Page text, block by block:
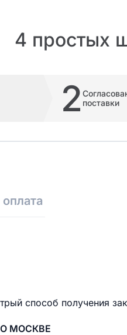
4 простых
2 поставки
способ получения
МОСКВЕ